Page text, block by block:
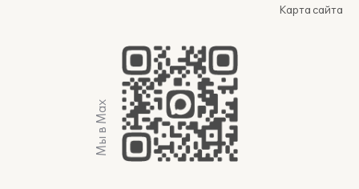
Карта сайта
Мы в Max